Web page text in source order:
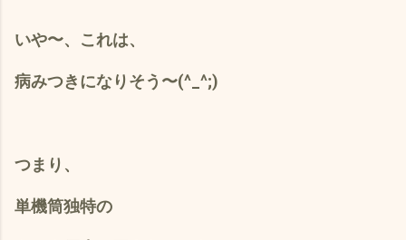
いや〜、これは、
病みつきになりそう〜(^_^;)
つまり、
単機筒独特の